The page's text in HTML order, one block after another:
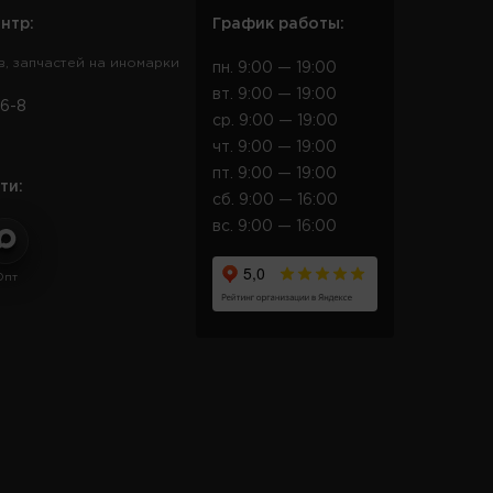
запчастей на иномарки
8
График работы:
пн. 9:00 — 19:00
вт. 9:00 — 19:00
ср. 9:00 — 19:00
чт. 9:00 — 19:00
пт. 9:00 — 19:00
сб. 9:00 — 16:00
вс. 9:00 — 16:00